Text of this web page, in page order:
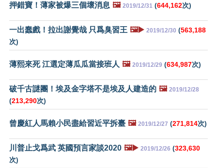
押錯寶！薄家被爆三個壞消息 🖼️ 2019/12/31 (644,162次)
一出蠢戲！拉出謝覺哉 只爲臭習王 🖼️▶️ 2019/12/30 (563,188
次)
薄熙來死 江選定薄瓜瓜當接班人 🖼️ 2019/12/29 (634,987次)
破千古謎團！埃及金字塔不是埃及人建造的 🖼️ 2019/12/28
(213,290次)
曾慶紅人馬賴小民盡給習近平拆臺 🖼️ 2019/12/27 (271,814次)
川普止戈爲武 英國預言家談2020 🖼️▶️ 2019/12/26 (323,630
次)